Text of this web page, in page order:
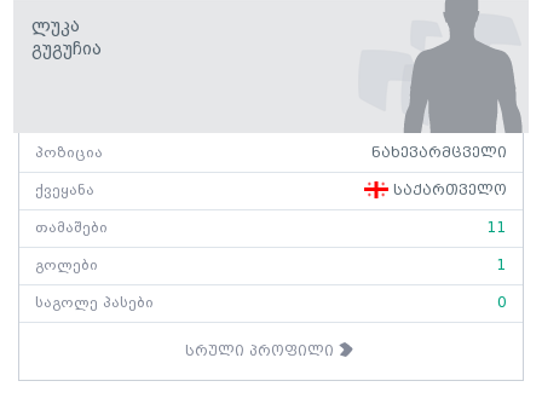
Ლუკა
Გუგუჩია
პოზიცია ნახევარმცველი
ქვეყანა საქართველო
თამაშები 11
გოლები 1
საგოლე პასები 0
სრული პროფილი